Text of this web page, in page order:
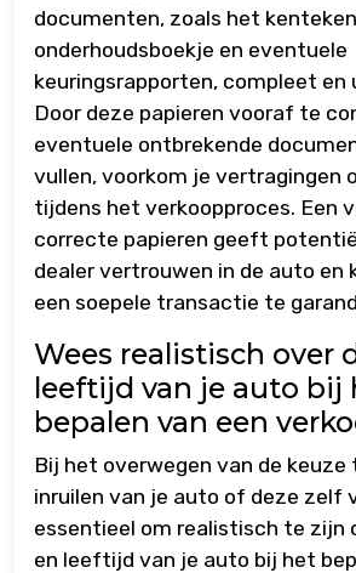
documenten, zoals het
onderhoudsboekje en eventuele
keuringsrapporten, compleet
Door deze papieren vooraf te
eventuele ontbrekende
vullen, voorkom je vertragingen
tijdens het verkoopproces. Een
correcte papieren geeft
dealer vertrouwen in de auto en
een soepele transactie te
Wees realistisch over
leeftijd van je auto bij
bepalen van een
Bij het overwegen van de keuze
inruilen van je auto of deze zelf
essentieel om realistisch te zijn
en leeftijd van je auto bij het